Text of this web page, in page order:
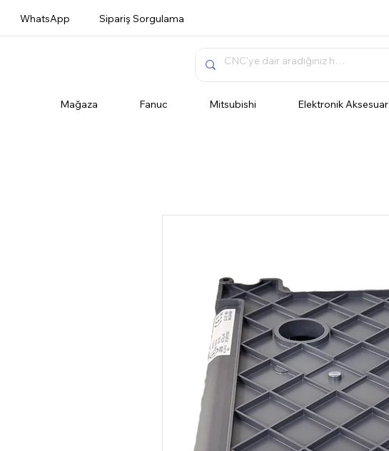
WhatsApp Sipariş Sorgulama
Mağaza Fanuc Mitsubishi Elektronik Aksesuar